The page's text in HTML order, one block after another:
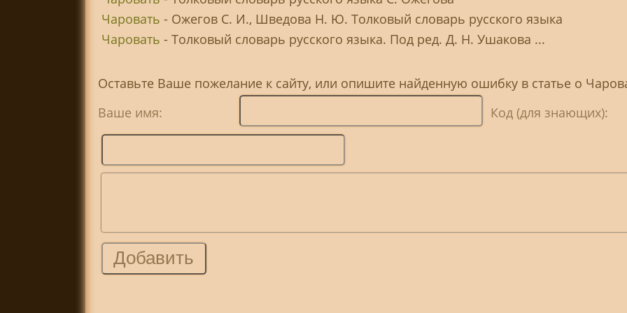
Чаровать - Ожегов С. И., Шведова Н. Ю. Толковый словарь русского языка
Чаровать - Толковый словарь русского языка. Под ред. Д. Н. Ушакова ...
Оставьте Ваше пожелание к сайту, или опишите найденную ошибку в статье о
Ваше имя:
Код (для знающих):